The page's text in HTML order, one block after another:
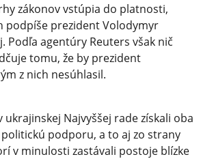
zákonov vstúpia do platnosti,
podpíše prezident Volodymyr
Podľa agentúry Reuters však nič
tomu, že by prezident
z nich nesúhlasil.
ukrajinskej Najvyššej rade získali oba
podporu, a to aj zo strany
v minulosti zastávali postoje blízke